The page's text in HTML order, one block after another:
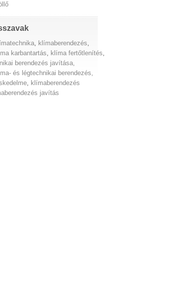
, klímaberendezés,
karbantartás, klíma fertőtlenítés,
berendezés javítása,
és légtechnikai berendezés,
, klímaberendezés
javítás